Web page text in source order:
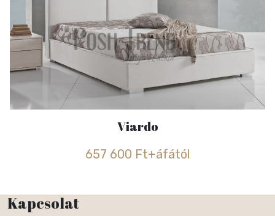
Viardo
657 600 Ft+áfától
Kapcsolat